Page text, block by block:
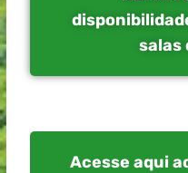
salas
Acesse aqui